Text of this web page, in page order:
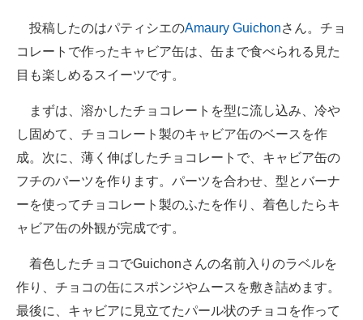
投稿したのはパティシエのAmaury Guichonさん。チョ
コレートで作ったキャビア缶は、缶まで食べられる見た
目も楽しめるスイーツです。
まずは、溶かしたチョコレートを型に流し込み、冷や
し固めて、チョコレート製のキャビア缶のベースを作
成。次に、薄く伸ばしたチョコレートで、キャビア缶の
フチのパーツを作ります。パーツを合わせ、型とバーナ
ーを使ってチョコレート製のふたを作り、着色したらキ
ャビア缶の外観が完成です。
着色したチョコでGuichonさんの名前入りのラベルを
作り、チョコの缶にスポンジやムースを敷き詰めます。
最後に、キャビアに見立てたパール状のチョコを作って